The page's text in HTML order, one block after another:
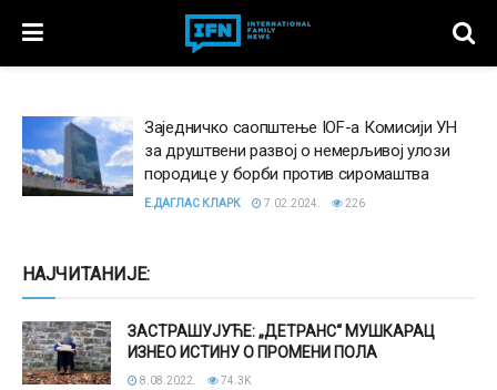
Заједничко саопштење IOF-а Комисији УН
за друштвени развој о немерљивој улози
породице у борби против сиромаштва
Е.ДАГЛАС КЛАРК 7.02.2024. 226
НАЈЧИТАНИЈЕ:
ЗАСТРАШУЈУЋЕ: „ДЕТРАНС“ МУШКАРАЦ
ИЗНЕО ИСТИНУ О ПРОМЕНИ ПОЛА
8.08.2022. 74.3K